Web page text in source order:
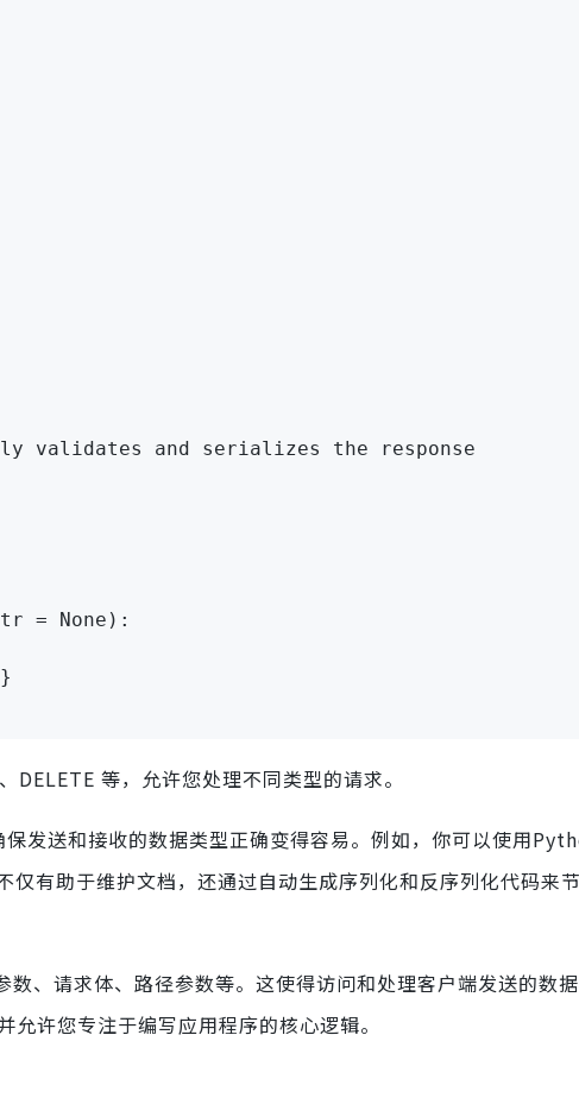
validates and serializes the response
= None ):
}
等，允许您处理不同类型的请求。
发送和接收的数据类型正确变得容易。例如，你可以使用
有助于维护文档，还通过自动生成序列化和反序列化代码来
、请求体、路径参数等。这使得访问和处理客户端发送的数
许您专注于编写应用程序的核心逻辑。